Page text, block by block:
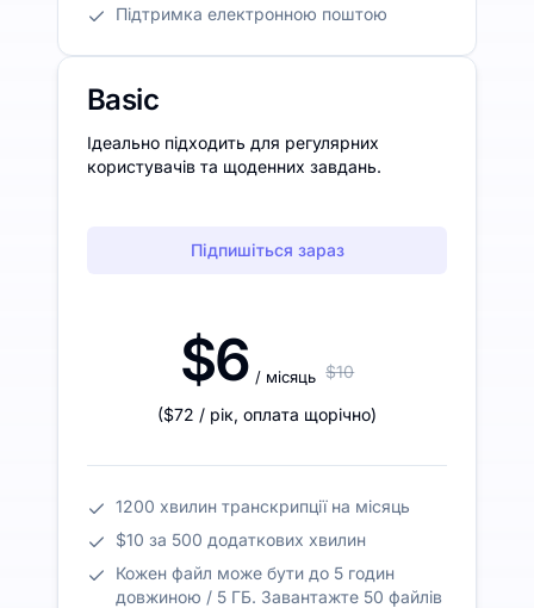
Підтримка електронною поштою
Basic
Ідеально підходить для регулярних
користувачів та щоденних завдань.
Підпишіться зараз
$6 / місяць $10
($72 / рік, оплата щорічно)
1200 хвилин транскрипції на місяць
$10 за 500 додаткових хвилин
Кожен файл може бути до 5 годин
довжиною / 5 ГБ. Завантажте 50 файлів